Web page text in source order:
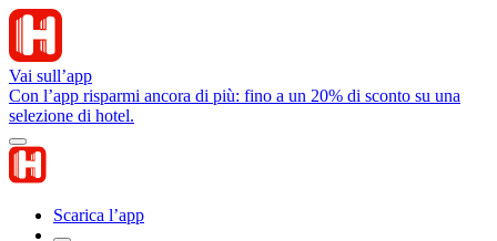
Vai sull’app
Con l’app risparmi ancora di più: fino a un 20% di sconto su una
selezione di hotel.
Scarica l’app